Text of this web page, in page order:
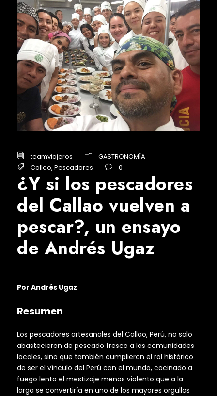
teamviajeros
GASTRONOMÍA
Callao, Pescadores 0
¿Y si los pescadores
del Callao vuelven a
pescar?, un ensayo
de Andrés Ugaz
Por Andrés Ugaz
Resumen
Los pescadores artesanales del Callao, Perú, no solo
abastecieron de pescado fresco a las comunidades
locales, sino que también cumplieron el rol histórico
de ser el vínculo del Perú con el mundo, cocinado a
fuego lento el mestizaje menos violento que a la
larga se convertiría en uno de los mayores orgullos